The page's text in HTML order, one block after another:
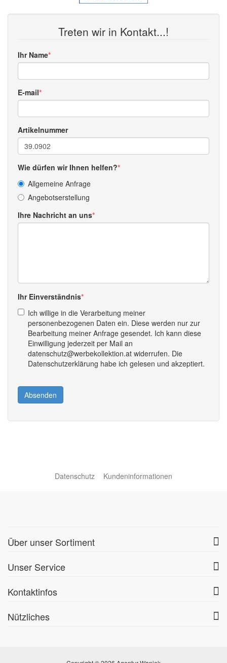
Treten wir in Kontakt...!
Ihr Name
E-mail
Artikelnummer
Wie dürfen wir Ihnen helfen?
Allgemeine Anfrage
Angebotserstellung
Ihre Nachricht an uns
Ihr Einverständnis
Ich willige in die Verarbeitung meiner
personenbezogenen Daten ein. Diese werden nur zur
Bearbeitung meiner Anfrage gesendet. Ich kann diese
Einwilligung jederzeit per Mail an
datenschutz@werbekollektion.at widerrufen. Die
Datenschutzerklärung habe ich gelesen und akzeptiert.
Absenden
Datenschutz Kundeninformationen
Über unser Sortiment
Unser Service
Kontaktinfos
Nützliches